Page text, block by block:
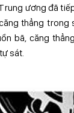
ương đã
thẳng trong
bã, căng
sát.